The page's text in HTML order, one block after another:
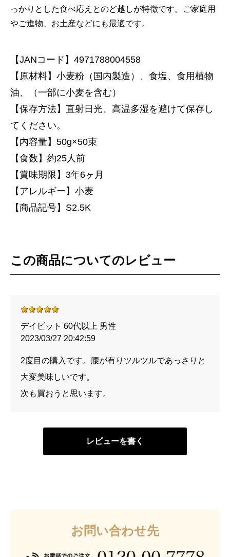
っかりとした食べ応えとのど越しが特徴です。ご家庭用
やご進物、お土産などにも最適です。
【JANコード】4971788004558
【原材料】小麦粉（国内製造）、食塩、食用植物
油、（一部に小麦を含む）
【保存方法】直射日光、高温多湿を避けて保存し
てください。
【内容量】50g×50束
【食数】約25人前
【賞味期限】3年6ヶ月
【アレルギー】小麦
【商品記号】S2.5K
この商品についてのレビュー
デイビット 60代以上 男性
2023/03/27 20:42:59
2度目の購入です。腰が有りツルツルであっさりと
大変美味しいです。
次も買おうと思います。
レビューを書く
お問い合わせ先